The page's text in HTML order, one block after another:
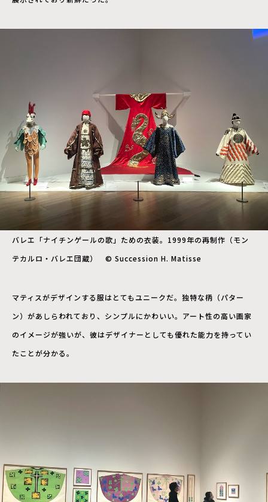
バレエ「ナイチンゲールの歌」ための衣装。1999年の再制作（モン
テカルロ・バレエ団蔵） © Succession H. Matisse
マティスがデザインする服はとてもユニークだ。独特な柄（パター
ン）があしらわれており、シンプルにかわいい。アート性の高い画家
のイメージが強いが、彼はデザイナーとしても優れた能力を持ってい
たことが分かる。